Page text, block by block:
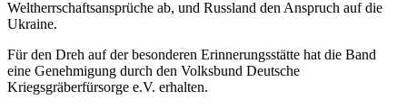
Weltherrschaftsansprüche ab, und Russland den Anspruch auf die
Ukraine.
Für den Dreh auf der besonderen Erinnerungsstätte hat die Band
eine Genehmigung durch den Volksbund Deutsche
Kriegsgräberfürsorge e.V. erhalten.